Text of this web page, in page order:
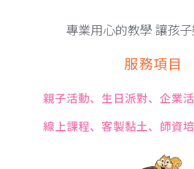
專業用心的教學 讓孩
服務項目
親子活動、生日派對、企業
線上課程、客製黏土、師資